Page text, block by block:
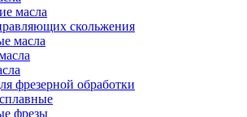
масла
скольжения
масла
фрезерной обработки
фрезы